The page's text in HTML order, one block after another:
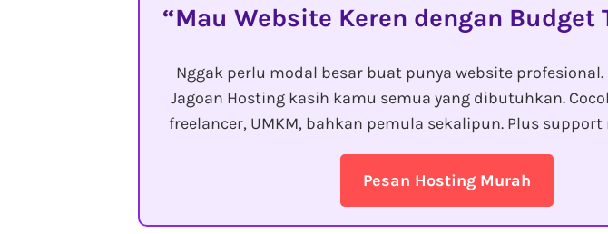
Mau Website Keren dengan Budget
Nggak perlu modal besar buat punya website
Jagoan Hosting kasih kamu semua yang dibutuhkan.
freelancer, UMKM, bahkan pemula sekalipun. Plus
Pesan Hosting Murah